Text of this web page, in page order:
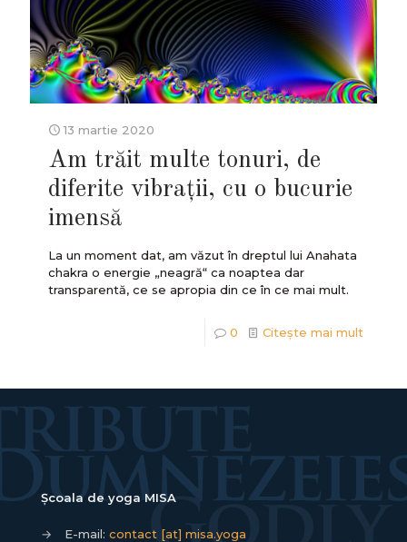
13 martie 2020
Am trăit multe tonuri, de
diferite vibrații, cu o bucurie
imensă
La un moment dat, am văzut în dreptul lui Anahata
chakra o energie „neagră“ ca noaptea dar
transparentă, ce se apropia din ce în ce mai mult.
0 Citește mai mult
Școala de yoga MISA
→ E-mail: contact [at] misa.yoga